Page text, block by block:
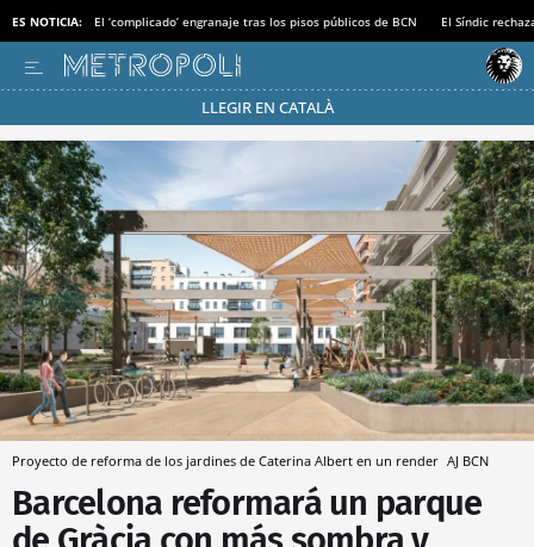
ES NOTICIA: El ‘complicado’ engranaje tras los pisos públicos de BCN El Síndic
LLEGIR EN CATALÀ
Pásate al MODO AHORRO
Proyecto de reforma de los jardines de Caterina Albert en un render AJ BCN
Barcelona reformará un parque